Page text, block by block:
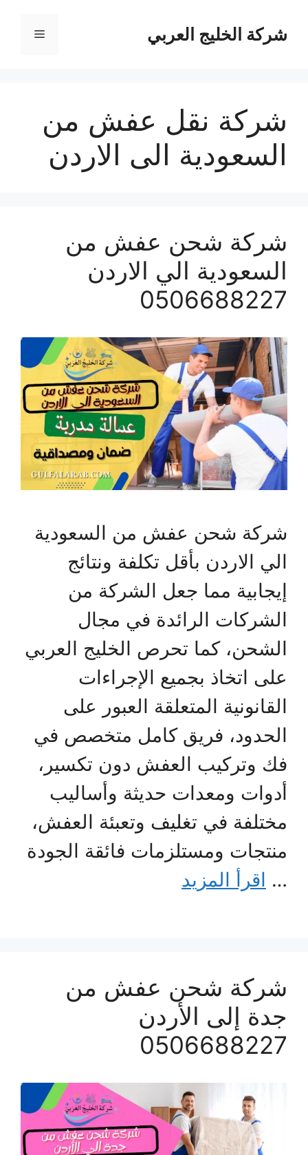
المحتوىشركة الخليج العربي القائمة
شركة نقل عفش من
السعودية الى الاردن
شركة شحن عفش من
السعودية الي الاردن
0506688227
شركة شحن عفش من السعودية
الي الاردن بأقل تكلفة ونتائج
إيجابية مما جعل الشركة من
الشركات الرائدة في مجال
الشحن، كما تحرص الخليج العربي
على اتخاذ بجميع الإجراءات
القانونية المتعلقة العبور على
الحدود، فريق كامل متخصص في
فك وتركيب العفش دون تكسير،
أدوات ومعدات حديثة وأساليب
مختلفة في تغليف وتعبئة العفش،
منتجات ومستلزمات فائقة الجودة
… اقرأ المزيد
شركة شحن عفش من
جدة إلى الأردن
0506688227